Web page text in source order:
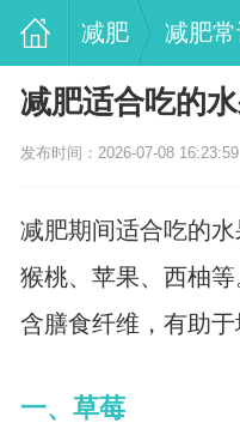
减肥 减肥常
减肥适合吃的
发布时间：2026-07-08 16:23:59
减肥期间适合吃的
猴桃、苹果、西柚
含膳食纤维，有助于
一、草莓